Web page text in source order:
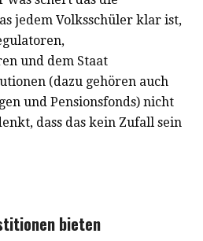
jedem Volksschüler klar ist,
und dem Staat
(dazu gehören auch
und Pensionsfonds) nicht
dass das kein Zufall sein
bieten